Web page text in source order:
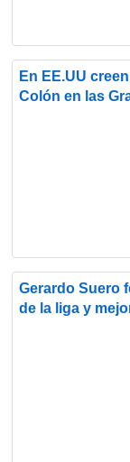
En EE.UU
Colón en las
Gerardo Suero
de la liga y